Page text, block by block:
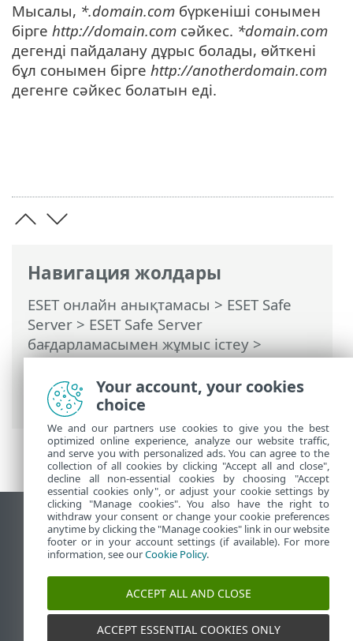
Навигация жолдары
ESET онлайн анықтамасы > ESET Safe
Server > ESET Safe Server
бағдарламасымен жұмыс істеу>
Кеңейтілген орнату>Қорғаныстар>
Вебке кіруді қорғау>URL тізімін
басқару > URL бүркенішін қосу әдісі
Мысалы, *.domain.com бүркеніші сонымен
бірге http://domain.com сәйкес. *domain.com
дегенді пайдалану дұрыс болады, өйткені
бұл сонымен бірге http://anotherdomain.com
дегенге сәйкес болатын еді.
Жұмыс үстеліндегі сайтты қарау
End of Life
ESET білім қоры
ESET форумы
ESET Status Portal
Аймақтық қолдау
Your account, your cookies
choice
We and our partners use cookies to give you the best
optimized online experience, analyze our website traffic,
and serve you with personalized ads. You can agree to the
collection of all cookies by clicking "Accept all and close",
decline all non-essential cookies by choosing "Accept
essential cookies only", or adjust your cookie settings by
clicking "Manage cookies". You also have the right to
withdraw your consent or change your cookie preferences
anytime by clicking the "Manage cookies" link in our website
footer or in your account settings (if available). For more
information, see ourCookie Policy.
ACCEPT ALL AND CLOSE
ACCEPT ESSENTIAL COOKIES ONLY